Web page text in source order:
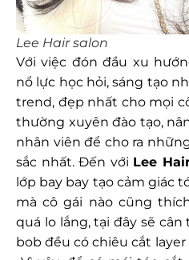
Lee Hair salon
Với việc đón đầu xu
nổ lực học hỏi, sáng tạo
trend, đẹp nhất cho mọi
thường xuyên đào tạo,
nhân viên để cho ra
sắc nhất. Đến với Lee
lớp bay bay tạo cảm giác
mà cô gái nào cũng
quá lo lắng, tại đây sẽ
bob đều có chiêu cắt